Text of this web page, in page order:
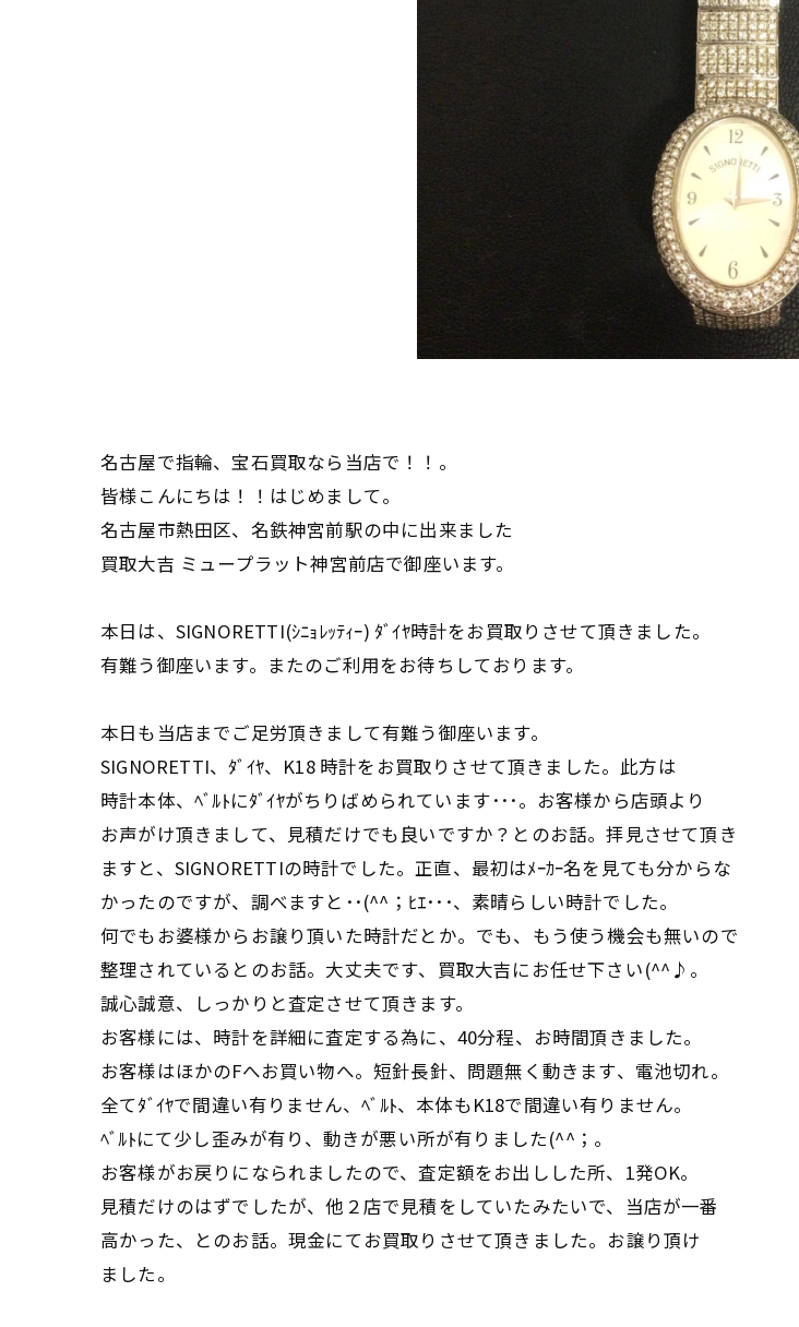
名古屋で指輪、宝石買取なら当店で！！。
皆様こんにちは！！はじめまして。
名古屋市熱田区、名鉄神宮前駅の中に出来ました
買取大吉 ミュープラット神宮前店で御座います。
本日は、SIGNORETTI(ｼﾆｮﾚｯﾃｨｰ) ﾀﾞｲﾔ時計をお買取りさせて頂きました。
有難う御座います。またのご利用をお待ちしております。
本日も当店までご足労頂きまして有難う御座います。
SIGNORETTI、ﾀﾞｲﾔ、K18 時計をお買取りさせて頂きました。此方は
時計本体、ﾍﾞﾙﾄにﾀﾞｲﾔがちりばめられています･･･。お客様から店頭より
お声がけ頂きまして、見積だけでも良いですか？とのお話。拝見させて頂き
ますと、SIGNORETTIの時計でした。正直、最初はﾒｰｶｰ名を見ても分からな
かったのですが、調べますと･･(^^；ﾋｴ･･･、素晴らしい時計でした。
何でもお婆様からお譲り頂いた時計だとか。でも、もう使う機会も無いので
整理されているとのお話。大丈夫です、買取大吉にお任せ下さい(^^♪。
誠心誠意、しっかりと査定させて頂きます。
お客様には、時計を詳細に査定する為に、40分程、お時間頂きました。
お客様はほかのFへお買い物へ。短針長針、問題無く動きます、電池切れ。
全てﾀﾞｲﾔで間違い有りません、ﾍﾞﾙﾄ、本体もK18で間違い有りません。
ﾍﾞﾙﾄにて少し歪みが有り、動きが悪い所が有りました(^^；。
お客様がお戻りになられましたので、査定額をお出しした所、1発OK。
見積だけのはずでしたが、他２店で見積をしていたみたいで、当店が一番
高かった、とのお話。現金にてお買取りさせて頂きました。お譲り頂け
ました。